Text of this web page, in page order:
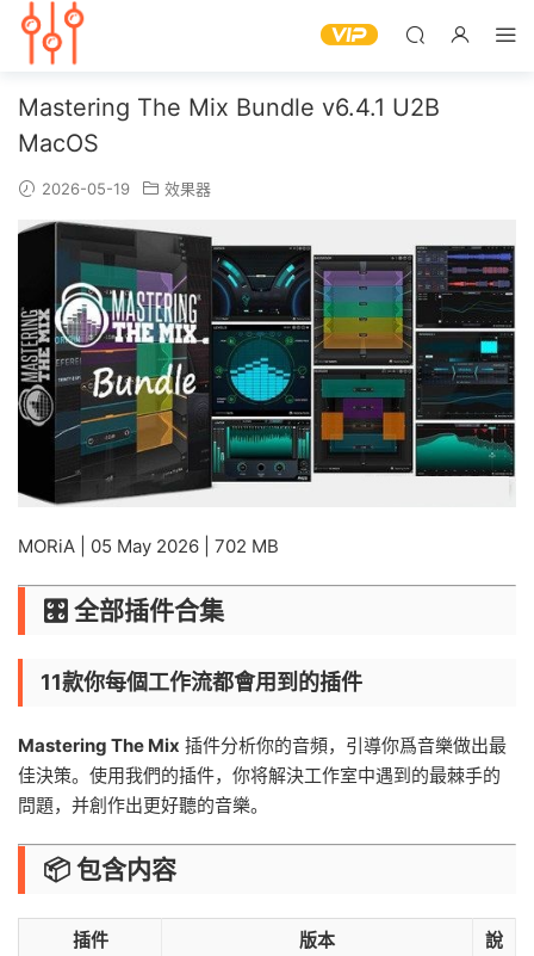
Mastering The Mix Bundle v6.4.1 U2B
MacOS
2026-05-19 效果器
MORiA | 05 May 2026 | 702 MB
🎛️ 全部插件合集
11款你每個工作流都會用到的插件
Mastering The Mix 插件分析你的音頻，引導你爲音樂做出最
佳決策。使用我們的插件，你将解決工作室中遇到的最棘手的
問題，并創作出更好聽的音樂。
📦 包含内容
插件 版本
說